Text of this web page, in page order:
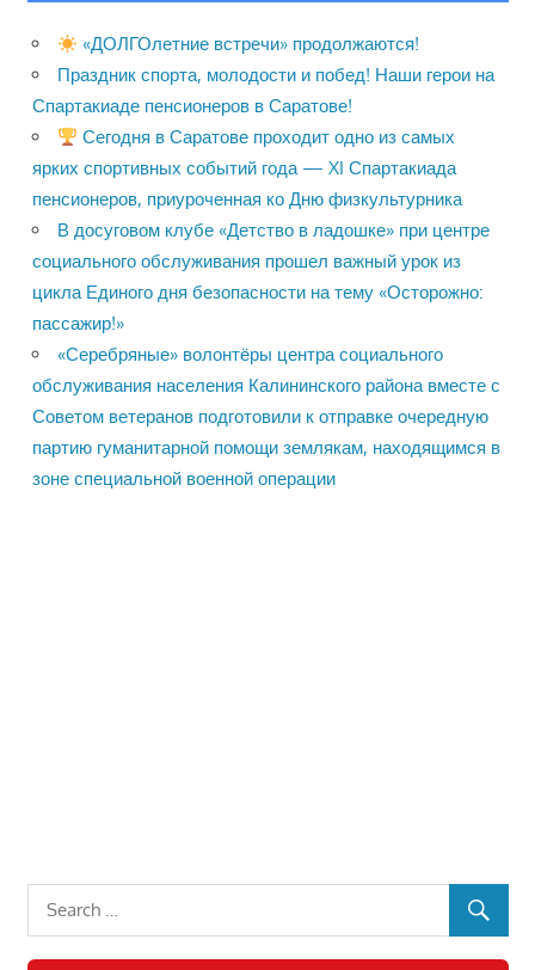
«ДОЛГОлетние встречи» продолжаются!
Праздник спорта, молодости и побед! Наши герои на
Спартакиаде пенсионеров в Саратове!
Сегодня в Саратове проходит одно из самых
ярких спортивных событий года — XI Спартакиада
пенсионеров, приуроченная ко Дню физкультурника
В досуговом клубе «Детство в ладошке» при центре
социального обслуживания прошел важный урок из
цикла Единого дня безопасности на тему «Осторожно:
пассажир!»
«Серебряные» волонтёры центра социального
обслуживания населения Калининского района вместе с
Советом ветеранов подготовили к отправке очередную
партию гуманитарной помощи землякам, находящимся в
зоне специальной военной операции